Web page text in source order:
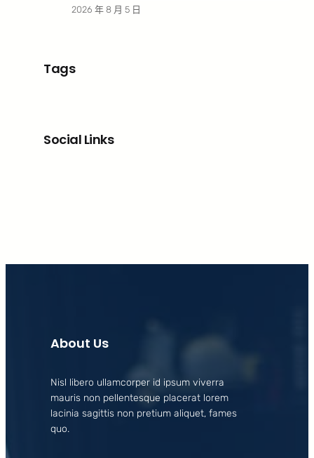
2026 年 8 月 5 日
Tags
Social Links
About Us
Nisl libero ullamcorper id ipsum viverra
mauris non pellentesque placerat lorem
lacinia sagittis non pretium aliquet, fames
quo.